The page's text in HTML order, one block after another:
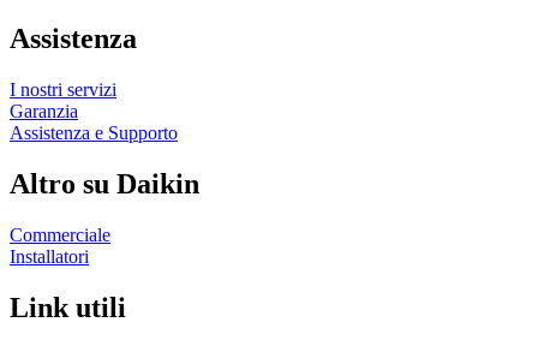
Assistenza
I nostri servizi
Garanzia
Assistenza e Supporto
Altro su Daikin
Commerciale
Installatori
Link utili